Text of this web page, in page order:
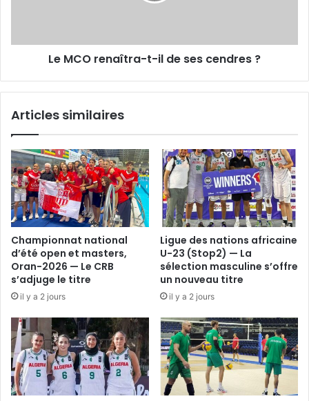
?
Le MCO renaîtra-t-il de ses cendres ?
Articles similaires
Championnat national
d’été open et masters,
Oran-2026 — Le CRB
s’adjuge le titre
il y a 2 jours
Ligue des nations africaine
U-23 (Stop2) — La
sélection masculine s’offre
un nouveau titre
il y a 2 jours